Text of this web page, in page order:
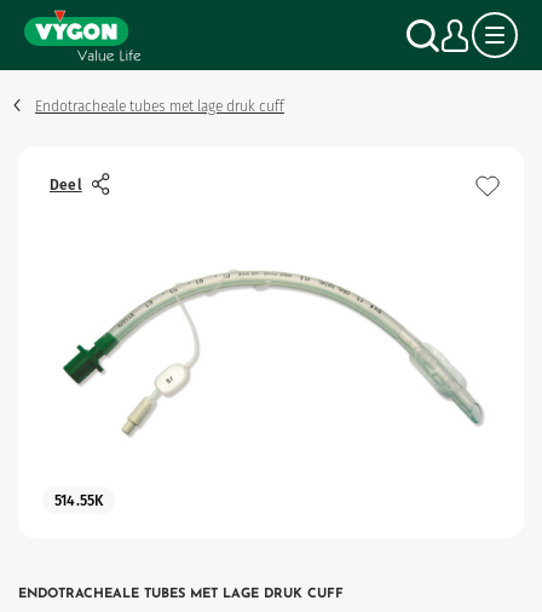
Cookies beheer paneel
Overslaan
de
inhoud
gaan
Zoek
Mijn
Endotracheale tubes met lage druk cuff
Deel
514.55K
ENDOTRACHEALE TUBES MET LAGE DRUK CUFF